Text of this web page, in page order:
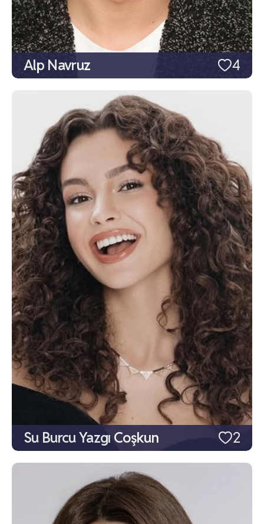
4
Alp Navruz
2
Su Burcu Yazgı Coşkun